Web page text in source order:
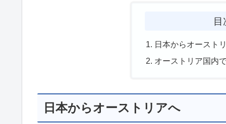
目
日本からオースト
オーストリア国内
日本からオーストリアへ